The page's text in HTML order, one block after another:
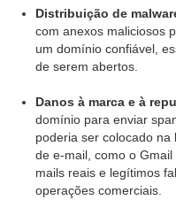
Distribuição de
com anexos maliciosos
um domínio confiável,
de serem abertos.
Danos à marca e à
domínio para enviar
poderia ser colocado
de e-mail, como o
mails reais e legítimos
operações comerciais.